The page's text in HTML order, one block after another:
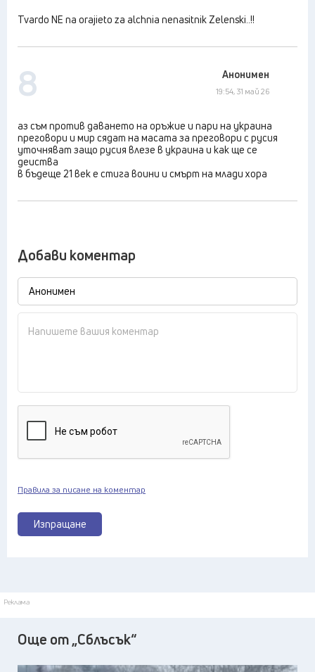
Tvardo NE na orajieto za alchnia nenasitnik Zelenski..!!
8 Анонимен
19:54, 31 май 26
аз съм против даването на оръжие и пари на украина
преговори и мир сядат на масата за преговори с русия
уточняват защо русия влезе в украина и как ще се
деиства
в бъдеще 21 век е стига воини и смърт на млади хора
Добави коментар
Изпращане
Правила за писане на коментар
Реклама
Още от „Сблъсък“